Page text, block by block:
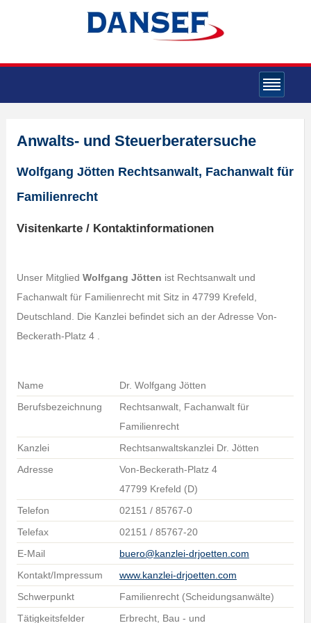
Anwalts- und Steuerberatersuche
Wolfgang Jötten Rechtsanwalt, Fachanwalt für
Familienrecht
Visitenkarte / Kontaktinformationen
Unser Mitglied Wolfgang Jötten ist Rechtsanwalt und
Fachanwalt für Familienrecht mit Sitz in 47799 Krefeld,
Deutschland. Die Kanzlei befindet sich an der Adresse Von-
Beckerath-Platz 4 .
Name
Dr. Wolfgang Jötten
Berufsbezeichnung
Rechtsanwalt, Fachanwalt für
Familienrecht
Kanzlei
Rechtsanwaltskanzlei Dr. Jötten
Adresse
Von-Beckerath-Platz 4
47799 Krefeld (D)
Telefon
02151 / 85767-0
Telefax
02151 / 85767-20
E-Mail
buero@kanzlei-drjoetten.com
Kontakt/Impressum
www.kanzlei-drjoetten.com
Schwerpunkt
Familienrecht (Scheidungsanwälte)
Tätigkeitsfelder
Erbrecht, Bau - und